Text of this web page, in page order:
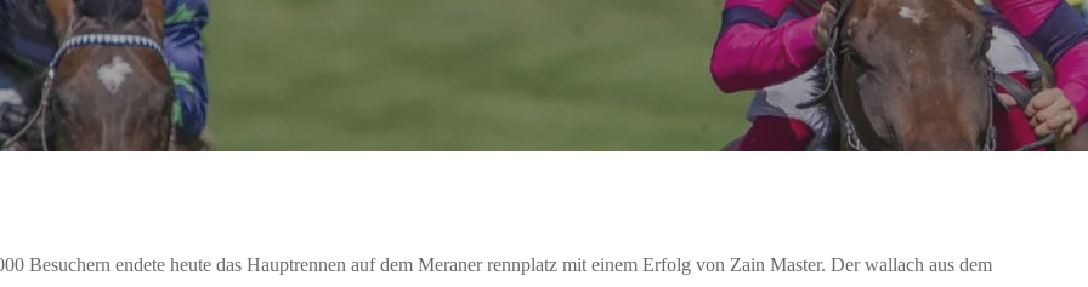
Besuchern endete heute das Hauptrennen auf dem Meraner rennplatz mit einem Erfolg von Zain Master. Der wallach aus dem